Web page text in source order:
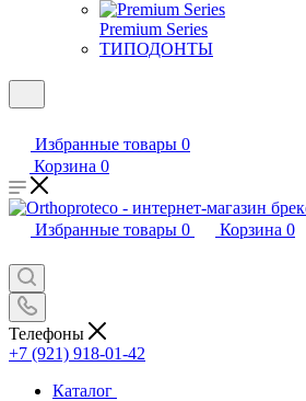
Premium Series
ТИПОДОНТЫ
Избранные товары 0
Корзина 0
Избранные товары 0 Корзина 0
Телефоны
+7 (921) 918-01-42
Каталог